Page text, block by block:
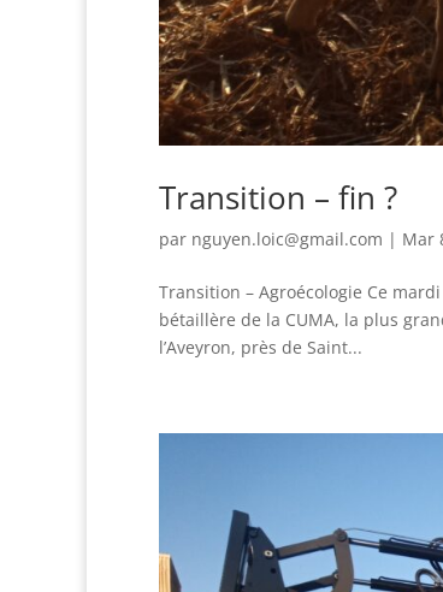
Transition – fin ?
par nguyen.loic@gmail.com | Mar
Transition – Agroécologie Ce
bétaillère de la CUMA, la plus
l’Aveyron, près de Saint...